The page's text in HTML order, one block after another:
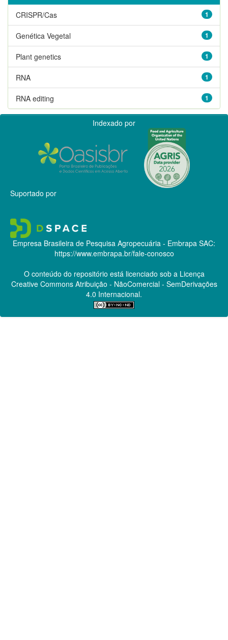
1
CRISPR/Cas
1
Genética Vegetal
1
Plant genetics
1
RNA
1
RNA editing
Indexado por
Suportado por
Empresa Brasileira de Pesquisa Agropecuária - Embrapa SAC:
https://www.embrapa.br/fale-conosco
O conteúdo do repositório está licenciado sob a Licença
Creative CommonsAtribuição - NãoComercial - SemDerivações
4.0 Internacional.